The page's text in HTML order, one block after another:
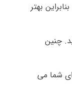
بهتر
چنین
شما می